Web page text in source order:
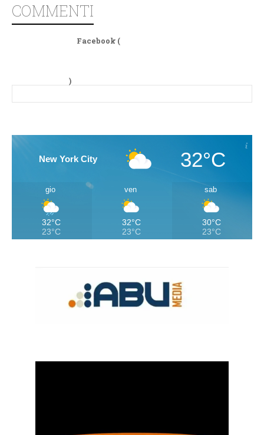
COMMENTI
Facebook (
)
New York City 32°C
gio
32°C
23°C
ven
32°C
23°C
sab
30°C
23°C